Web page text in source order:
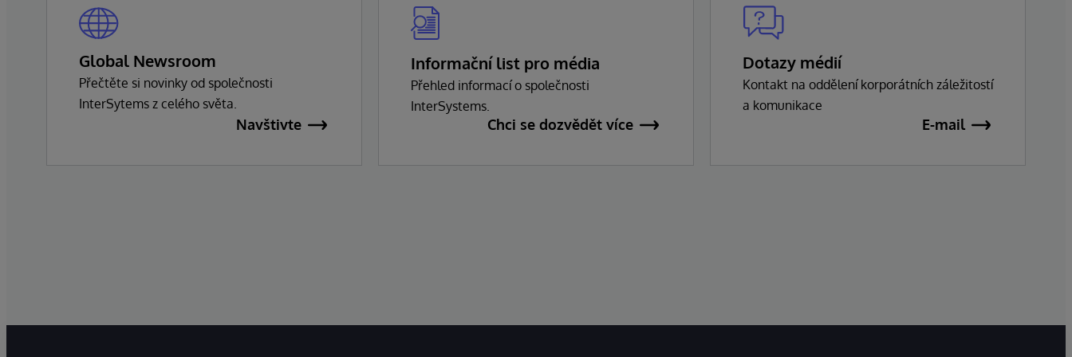
Global Newsroom
Přečtěte si novinky od společnosti
InterSytems z celého světa.
Navštivte
Informační list pro média
Přehled informací o společnosti
InterSystems.
Chci se dozvědět více
Dotazy médií
Kontakt na oddělení korporátních záležitostí
a komunikace
E-mail